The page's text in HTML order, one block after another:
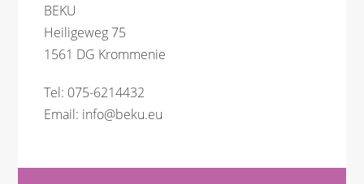
BEKU
Heiligeweg 75
1561 DG Krommenie
Tel: 075-6214432
Email: info@beku.eu